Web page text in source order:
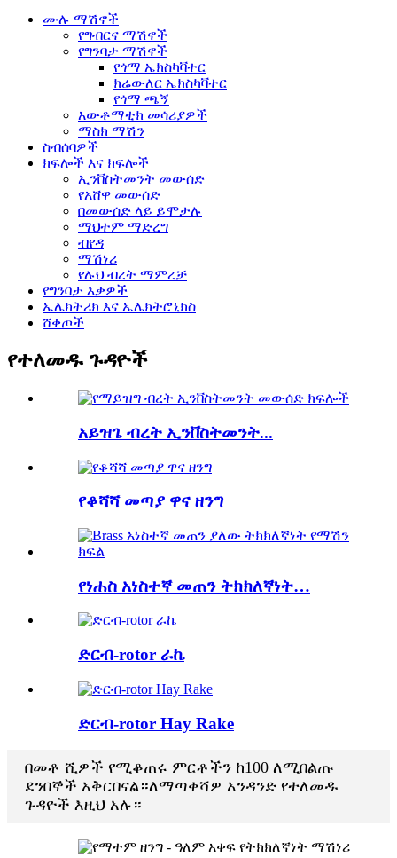
ሙሉ ማሽኖች
የግብርና ማሽኖች
የግንባታ ማሽኖች
የጎማ ኤክስካቫተር
ክሬውለር ኤክስካቫተር
የጎማ ጫኝ
አውቶማቲክ መሳሪያዎች
ማስክ ማሽን
ስብሰባዎች
ክፍሎች እና ክፍሎች
ኢንቨስትመንት መውሰድ
የአሸዋ መውሰድ
በመውሰድ ላይ ይሞታሉ
ማህተም ማድረግ
ብየዳ
ማሽነሪ
የሉህ ብረት ማምረቻ
የግንባታ እቃዎች
ኤሌክትሪክ እና ኤሌክትሮኒክስ
ሸቀጦች
የተለመዱ ጉዳዮች
አይዝጌ ብረት ኢንቨስትመንት...
የቆሻሻ መጣያ ዋና ዘንግ
የነሐስ አነስተኛ መጠን ትክክለኛነት…
ድርብ-rotor ራኬ
ድርብ-rotor Hay Rake
በመቶ ሺዎች የሚቆጠሩ ምርቶችን ከ100 ለሚበልጡ
ደንበኞች አቅርበናል።ለማጣቀሻዎ አንዳንድ የተለመዱ
ጉዳዮች እዚህ አሉ።